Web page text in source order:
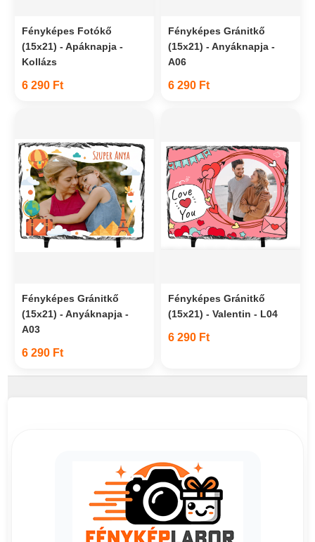
Fényképes Fotókő
(15x21) - Apáknapja -
Kollázs
6 290 Ft
Fényképes Gránitkő
(15x21) - Anyáknapja -
A06
6 290 Ft
Fényképes Gránitkő
(15x21) - Anyáknapja -
A03
6 290 Ft
Fényképes Gránitkő
(15x21) - Valentin - L04
6 290 Ft